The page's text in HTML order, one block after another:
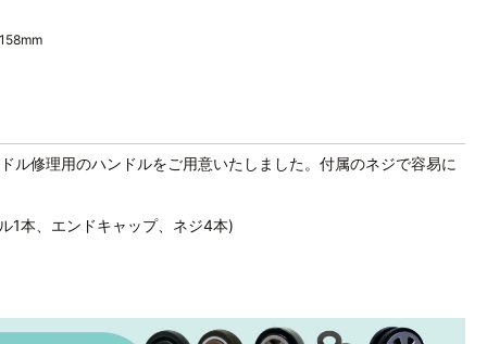
ル修理用のハンドルをご用意いたしました。付属のネジで容易に
1本、エンドキャップ、ネジ4本)